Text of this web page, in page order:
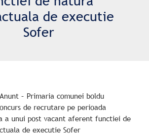
de executie
Sofer
– Primaria comunei boldu
de recrutare pe perioada
a unui post vacant aferent functiei de
de executie Sofer